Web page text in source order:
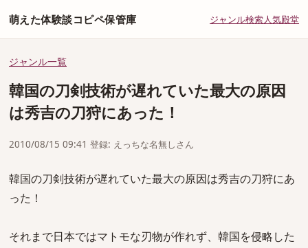
萌えた体験談コピペ保管庫 ジャンル検索人気殿堂
ジャンル一覧
韓国の刀剣技術が遅れていた最大の原因
は秀吉の刀狩にあった！
2010/08/15 09:41 登録: えっちな名無しさん
韓国の刀剣技術が遅れていた最大の原因は秀吉の刀狩にあ
った！
それまで日本ではマトモな刃物が作れず、韓国を侵略した